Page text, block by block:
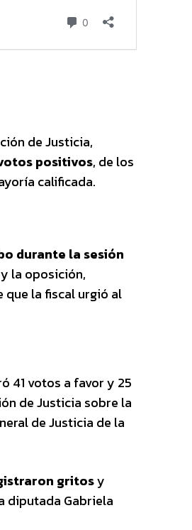
de Justicia,
positivos, de los
calificada.
durante la sesión
la oposición,
que la fiscal urgió al
41 votos a favor y 25
de Justicia sobre la
de Justicia de la
gritosy
diputada Gabriela